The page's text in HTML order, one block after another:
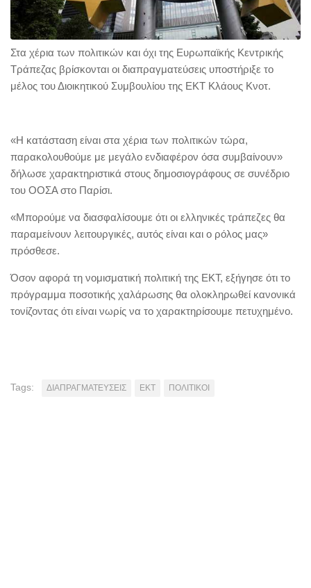
Στα χέρια των πολιτικών και όχι της Ευρωπαϊκής Κεντρικής
Τράπεζας βρίσκονται οι διαπραγματεύσεις υποστήριξε το
μέλος του Διοικητικού Συμβουλίου της ΕΚΤ Κλάους Κνοτ.
«Η κατάσταση είναι στα χέρια των πολιτικών τώρα,
παρακολουθούμε με μεγάλο ενδιαφέρον όσα συμβαίνουν»
δήλωσε χαρακτηριστικά στους δημοσιογράφους σε συνέδριο
του ΟΟΣΑ στο Παρίσι.
«Μπορούμε να διασφαλίσουμε ότι οι ελληνικές τράπεζες θα
παραμείνουν λειτουργικές, αυτός είναι και ο ρόλος μας»
πρόσθεσε.
Όσον αφορά τη νομισματική πολιτική της ΕΚΤ, εξήγησε ότι το
πρόγραμμα ποσοτικής χαλάρωσης θα ολοκληρωθεί κανονικά
τονίζοντας ότι είναι νωρίς να το χαρακτηρίσουμε πετυχημένο.
Tags: ΔΙΑΠΡΑΓΜΑΤΕΥΣΕΙΣ ΕΚΤ ΠΟΛΙΤΙΚΟΙ